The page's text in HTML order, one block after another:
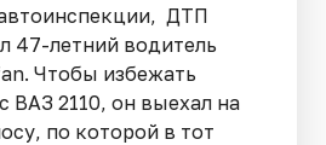
ДТП
47-летний водитель
Чтобы избежать
ВАЗ 2110, он выехал на
по которой в тот